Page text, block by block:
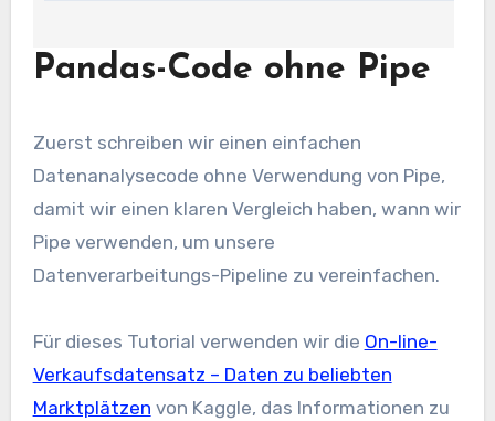
Pandas-Code ohne Pipe
Zuerst schreiben wir einen einfachen
Datenanalysecode ohne Verwendung von Pipe,
damit wir einen klaren Vergleich haben, wann wir
Pipe verwenden, um unsere
Datenverarbeitungs-Pipeline zu vereinfachen.
Für dieses Tutorial verwenden wir die On-line-
Verkaufsdatensatz – Daten zu beliebten
Marktplätzen von Kaggle, das Informationen zu